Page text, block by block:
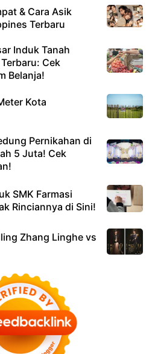
& Cara Asik
Terbaru
Induk Tanah
Cek
Belanja!
Kota
Pernikahan di
5 Juta! Cek
SMK Farmasi
Rinciannya di Sini!
Zhang Linghe vs